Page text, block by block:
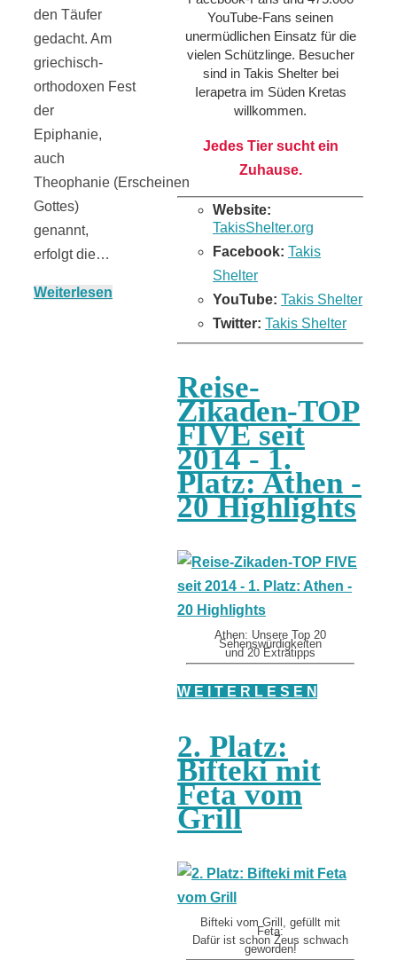
den Täufer
gedacht. Am
griechisch-
orthodoxen Fest
der
Epiphanie,
auch
Theophanie (Erscheinen
Gottes)
genannt,
erfolgt die…
Weiterlesen
YouTube-Fans seinen
unermüdlichen Einsatz für die
vielen Schützlinge. Besucher
sind in Takis Shelter bei
Ierapetra im Süden Kretas
willkommen.
Jedes Tier sucht ein
Zuhause.
Website:
TakisShelter.org
Facebook: Takis
Shelter
YouTube: Takis Shelter
Twitter: Takis Shelter
Reise-
Zikaden-TOP
FIVE seit
2014 - 1.
Platz: Athen -
20 Highlights
Athen: Unsere Top 20
Sehenswürdigkeiten
und 20 Extratipps
W E I T E R L E S E N
2. Platz:
Bifteki mit
Feta vom
Grill
Bifteki vom Grill, gefüllt mit
Feta:
Dafür ist schon Zeus schwach
geworden!